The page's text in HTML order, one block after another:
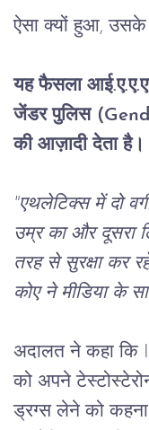
ऐसा क्यों हुआ, उसके
यह फैसला आई.ए.ए.
जेंडर पुलिस
की आज़ादी देता है।
"एथलेटिक्स में दो
उम्र का और दूसरा
तरह से सुरक्षा कर
कोए ने मीडिया के
अदालत ने कहा कि
को अपने
ड्रग्स लेने को कहना